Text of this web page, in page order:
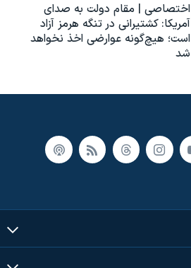
اختصاصی | مقام دولت به صدای
آمریکا: کشتیرانی در تنگه هرمز آزاد
است؛ هیچ‌گونه عوارضی اخذ نخواهد
شد